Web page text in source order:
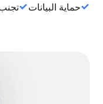
حماية البيانات